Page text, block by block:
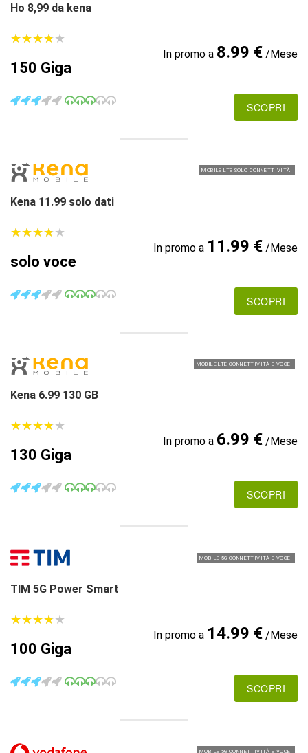
Ho 8,99 da kena
★★★★★
★★★★★
150 Giga
In promo a 8.99 €/Mese
SCOPRI
MOBILE LTE SOLO CONNETTIVITÀ
Kena 11.99 solo dati
★★★★★
★★★★★
solo voce
In promo a 11.99 €/Mese
SCOPRI
MOBILE LTE CONNETTIVITÀ E VOCE
Kena 6.99 130 GB
★★★★★
★★★★★
130 Giga
In promo a 6.99 €/Mese
SCOPRI
MOBILE 5G CONNETTIVITÀ E VOCE
TIM 5G Power Smart
★★★★★
★★★★★
100 Giga
In promo a 14.99 €/Mese
SCOPRI
MOBILE 5G CONNETTIVITÀ E VOCE